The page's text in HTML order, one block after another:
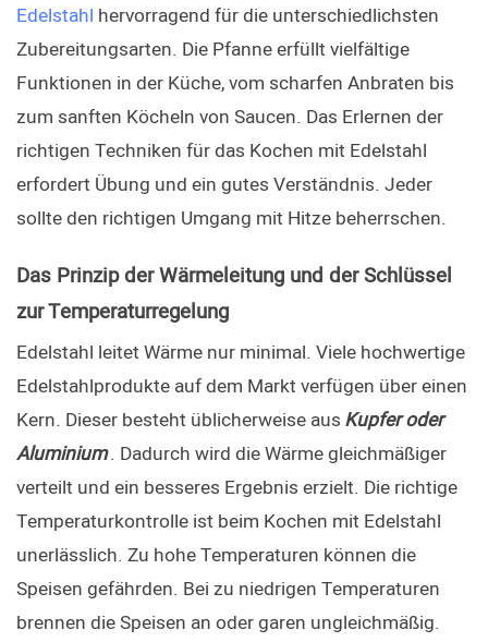
Edelstahl hervorragend für die unterschiedlichsten
Zubereitungsarten. Die Pfanne erfüllt vielfältige
Funktionen in der Küche, vom scharfen Anbraten bis
zum sanften Köcheln von Saucen. Das Erlernen der
richtigen Techniken für das Kochen mit Edelstahl
erfordert Übung und ein gutes Verständnis. Jeder
sollte den richtigen Umgang mit Hitze beherrschen.
Das Prinzip der Wärmeleitung und der Schlüssel
zur Temperaturregelung
Edelstahl leitet Wärme nur minimal. Viele hochwertige
Edelstahlprodukte auf dem Markt verfügen über einen
Kern. Dieser besteht üblicherweise aus Kupfer oder
Aluminium. Dadurch wird die Wärme gleichmäßiger
verteilt und ein besseres Ergebnis erzielt. Die richtige
Temperaturkontrolle ist beim Kochen mit Edelstahl
unerlässlich. Zu hohe Temperaturen können die
Speisen gefährden. Bei zu niedrigen Temperaturen
brennen die Speisen an oder garen ungleichmäßig.